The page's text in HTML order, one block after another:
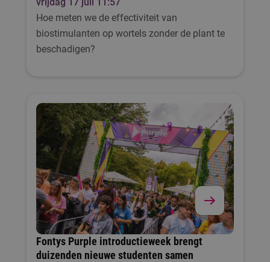
Hoe meten we de effectiviteit van
biostimulanten op wortels zonder de plant te
beschadigen?
Fontys Purple introductieweek brengt
duizenden nieuwe studenten samen